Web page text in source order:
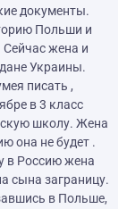
документы.
Польши и
Сейчас жена и
Украины.
писать ,
в 3 класс
школу. Жена
она не будет .
в Россию жена
сына заграницу.
в Польше,